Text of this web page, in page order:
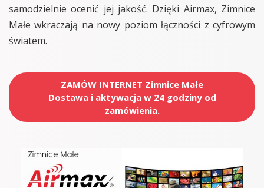
samodzielnie ocenić jej jakość. Dzięki Airmax, Zimnice
Małe wkraczają na nowy poziom łączności z cyfrowym
światem.
ZAMÓW INTERNET Zimnice Małe
Dostawa i aktywacja w 24 godziny od
zamówienia.